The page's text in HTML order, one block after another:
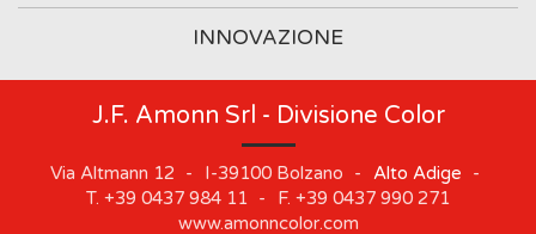
INNOVAZIONE
J.F. Amonn Srl - Divisione Color
Via Altmann 12 - I-39100 Bolzano - Alto Adige
-
T. +39 0437 984 11 - F. +39 0437 990 271
www.amonncolor.com